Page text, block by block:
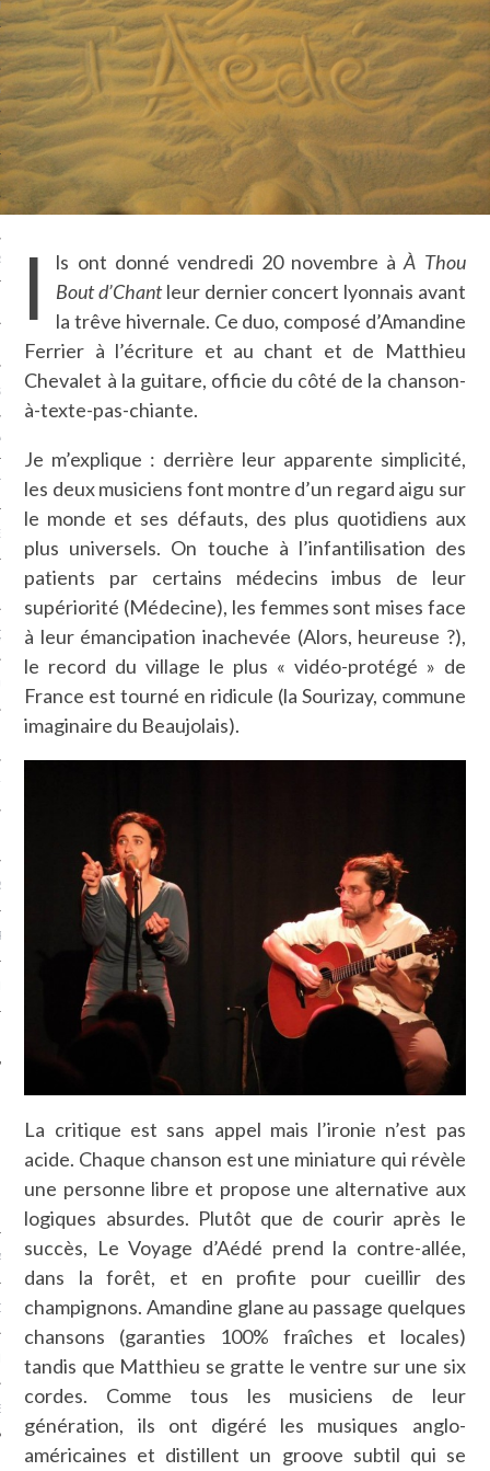
BONHEUR
GUERRE
EN VOD
CARAVELLE
PODCAST
I ls ont donné vendredi 20 novembre àÀ Thou
Bout d’Chantleur dernier concert lyonnais avant
la trêve hivernale. Ce duo, composé d’Amandine
Ferrier à l’écriture et au chant et de Matthieu
Chevalet à la guitare, officie du côté de la chanson-
à-texte-pas-chiante.
Je m’explique : derrière leur apparente simplicité,
les deux musiciens font montre d’un regard aigu sur
le monde et ses défauts, des plus quotidiens aux
plus universels. On touche à l’infantilisation des
patients par certains médecins imbus de leur
supériorité (Médecine), les femmes sont mises face
à leur émancipation inachevée (Alors, heureuse ?),
le record du village le plus « vidéo-protégé » de
France est tourné en ridicule (la Sourizay, commune
imaginaire du Beaujolais).
La critique est sans appel mais l’ironie n’est pas
acide. Chaque chanson est une miniature qui révèle
une personne libre et propose une alternative aux
logiques absurdes. Plutôt que de courir après le
succès, Le Voyage d’Aédé prend la contre-allée,
dans la forêt, et en profite pour cueillir des
champignons. Amandine glane au passage quelques
chansons (garanties 100% fraîches et locales)
tandis que Matthieu se gratte le ventre sur une six
cordes. Comme tous les musiciens de leur
génération, ils ont digéré les musiques anglo-
américaines et distillent un groove subtil qui se